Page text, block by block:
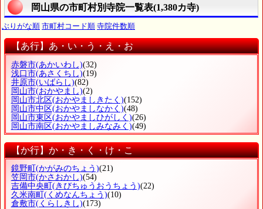
岡山県の市町村別寺院一覧表(1,380カ寺)
ぶりがな順 市町村コード順 寺院件数順
【あ行】あ・い・う・え・お
赤磐市(あかいわし)(32)
浅口市(あさくちし)(19)
井原市(いばらし)(82)
岡山市(おかやまし)(2)
岡山市北区(おかやましきたく)(152)
岡山市中区(おかやましなかく)(48)
岡山市東区(おかやましひがしく)(26)
岡山市南区(おかやましみなみく)(49)
【か行】か・き・く・け・こ
鏡野町 (かがみのちょう)(21)
笠岡市(かさおかし)(54)
吉備中央町 (きびちゅうおうちょう)(22)
久米南町 (くめなんちょう)(10)
倉敷市(くらしきし)(173)